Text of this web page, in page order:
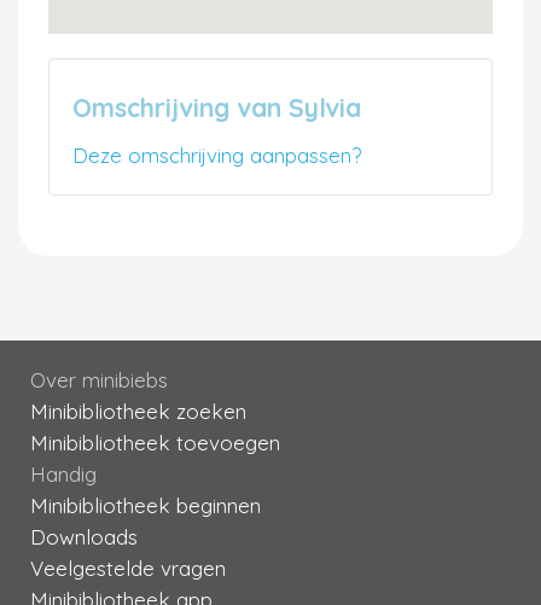
Omschrijving van Sylvia
Deze omschrijving aanpassen?
Over minibiebs
Minibibliotheek zoeken
Minibibliotheek toevoegen
Handig
Minibibliotheek beginnen
Downloads
Veelgestelde vragen
Minibibliotheek app